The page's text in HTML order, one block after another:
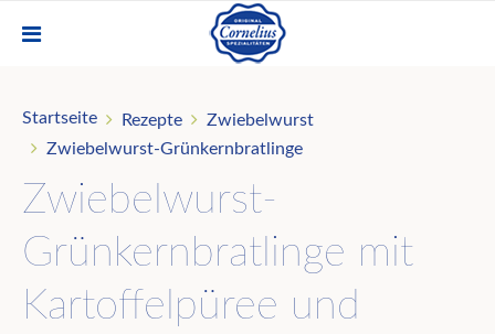
Startseite Rezepte
Zwiebelwurst
Zwiebelwurst-Grünkernbratlinge
Zwiebelwurst-
Grünkernbratlinge mit
Kartoffelpüree und